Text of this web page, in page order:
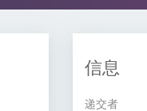
信息
递交者